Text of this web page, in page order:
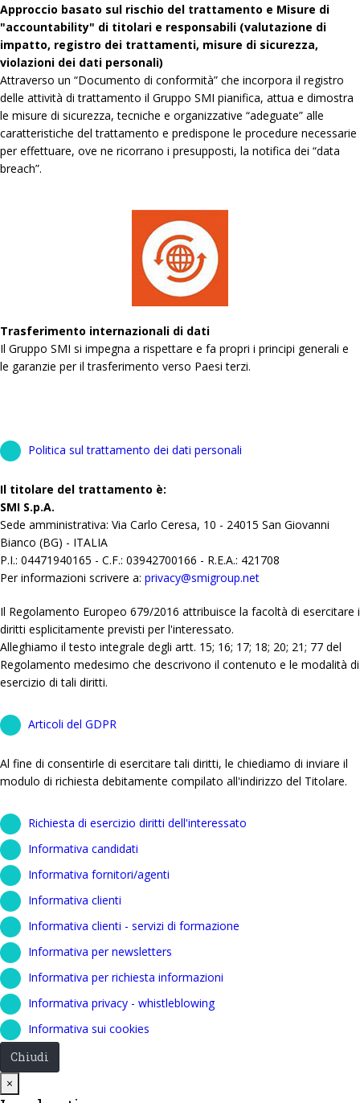
Approccio basato sul rischio del trattamento e Misure di
"accountability" di titolari e responsabili (valutazione di
impatto, registro dei trattamenti, misure di sicurezza,
violazioni dei dati personali)
Attraverso un “Documento di conformità” che incorpora il registro
delle attività di trattamento il Gruppo SMI pianifica, attua e dimostra
le misure di sicurezza, tecniche e organizzative “adeguate” alle
caratteristiche del trattamento e predispone le procedure necessarie
per effettuare, ove ne ricorrano i presupposti, la notifica dei “data
breach”.
Trasferimento internazionali di dati
Il Gruppo SMI si impegna a rispettare e fa propri i principi generali e
le garanzie per il trasferimento verso Paesi terzi.
Politica sul trattamento dei dati personali
Il titolare del trattamento è:
SMI S.p.A.
Sede amministrativa: Via Carlo Ceresa, 10 - 24015 San Giovanni
Bianco (BG) - ITALIA
P.I.: 04471940165 - C.F.: 03942700166 - R.E.A.: 421708
Per informazioni scrivere a: privacy@smigroup.net
Il Regolamento Europeo 679/2016 attribuisce la facoltà di esercitare i
diritti esplicitamente previsti per l'interessato.
Alleghiamo il testo integrale degli artt. 15; 16; 17; 18; 20; 21; 77 del
Regolamento medesimo che descrivono il contenuto e le modalità di
esercizio di tali diritti.
Articoli del GDPR
Al fine di consentirle di esercitare tali diritti, le chiediamo di inviare il
modulo di richiesta debitamente compilato all'indirizzo del Titolare.
Richiesta di esercizio diritti dell'interessato
Informativa candidati
Informativa fornitori/agenti
Informativa clienti
Informativa clienti - servizi di formazione
Informativa per newsletters
Informativa per richiesta informazioni
Informativa privacy - whistleblowing
Informativa sui cookies
Chiudi
×